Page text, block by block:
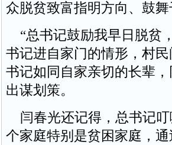
众脱贫致富指明方向、鼓舞
“总书记鼓励我早日脱贫
书记进自家门的情形，村
书记如同自家亲切的长辈
出谋划策。
闫春光还记得，总书记叮
个家庭特别是贫困家庭，